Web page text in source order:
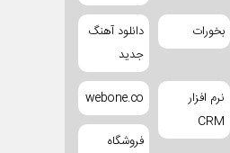
بخورات
دانلود آهنگ
جدید
نرم افزار
CRM
webone.co
فروشگاه